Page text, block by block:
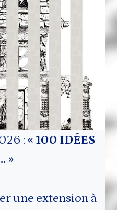
: « 100 IDÉES
»
une extension à